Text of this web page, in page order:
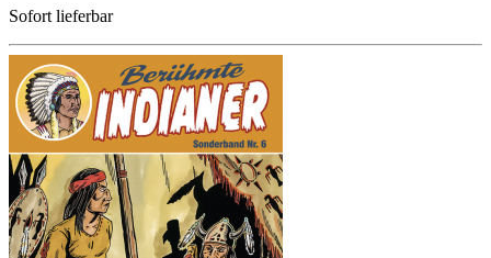
Sofort lieferbar